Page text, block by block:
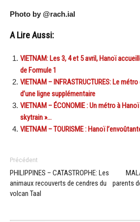
Photo by @rach.ial
A Lire Aussi:
VIETNAM: Les 3, 4 et 5 avril, Hanoï
de Formule 1
VIETNAM – INFRASTRUCTURES: Le
d’une ligne supplémentaire
VIETNAM – ÉCONOMIE : Un métro à
skytrain »…
VIETNAM – TOURISME : Hanoï
Précédent
PHILIPPINES – CATASTROPHE: Les
animaux recouverts de cendres du
volcan Taal
parents